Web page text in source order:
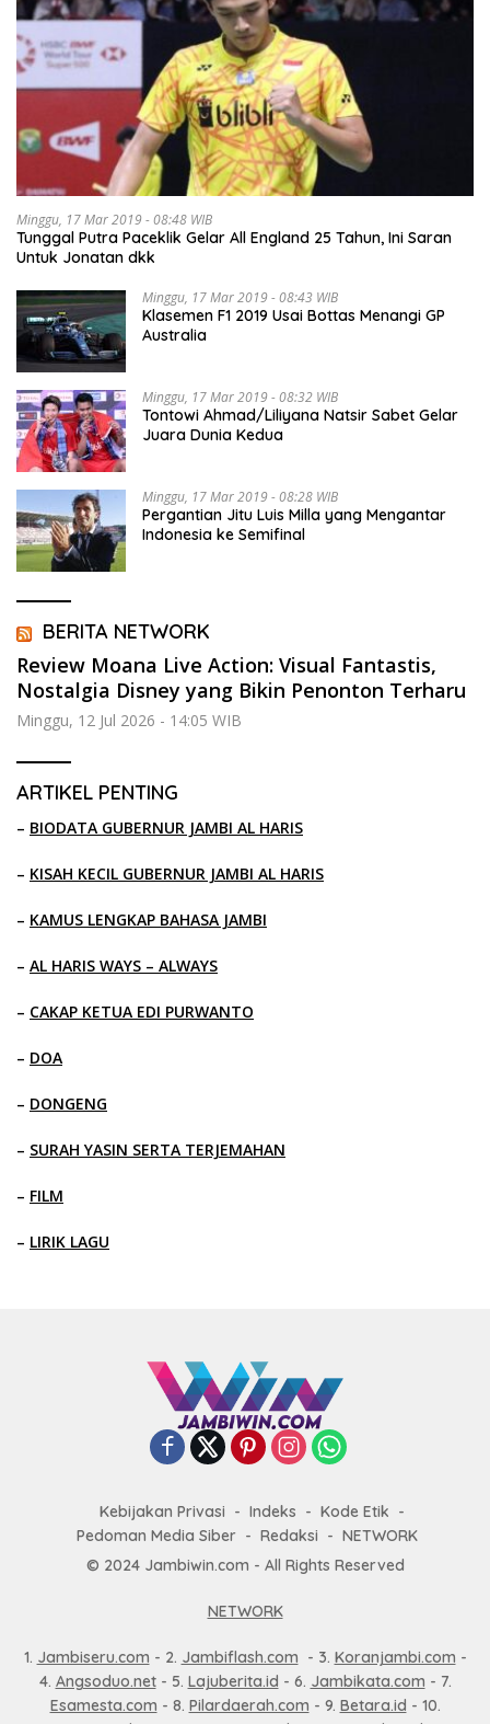
Minggu, 17 Mar 2019 - 08:48 WIB
Tunggal Putra Paceklik Gelar All England 25 Tahun, Ini Saran
Untuk Jonatan dkk
Minggu, 17 Mar 2019 - 08:43 WIB
Klasemen F1 2019 Usai Bottas Menangi GP
Australia
Minggu, 17 Mar 2019 - 08:32 WIB
Tontowi Ahmad/Liliyana Natsir Sabet Gelar
Juara Dunia Kedua
Minggu, 17 Mar 2019 - 08:28 WIB
Pergantian Jitu Luis Milla yang Mengantar
Indonesia ke Semifinal
BERITA NETWORK
Review Moana Live Action: Visual Fantastis,
Nostalgia Disney yang Bikin Penonton Terharu
Minggu, 12 Jul 2026 - 14:05 WIB
ARTIKEL PENTING
– BIODATA GUBERNUR JAMBI AL HARIS
– KISAH KECIL GUBERNUR JAMBI AL HARIS
– KAMUS LENGKAP BAHASA JAMBI
– AL HARIS WAYS – ALWAYS
– CAKAP KETUA EDI PURWANTO
– DOA
– DONGENG
– SURAH YASIN SERTA TERJEMAHAN
– FILM
– LIRIK LAGU
Kebijakan Privasi Indeks
Kode Etik
Pedoman Media Siber
Redaksi
NETWORK
© 2024 Jambiwin.com - All Rights Reserved
NETWORK
1. Jambiseru.com - 2. Jambiflash.com - 3. Koranjambi.com -
4. Angsoduo.net- 5. Lajuberita.id - 6. Jambikata.com - 7.
Esamesta.com - 8. Pilardaerah.com - 9. Betara.id - 10.